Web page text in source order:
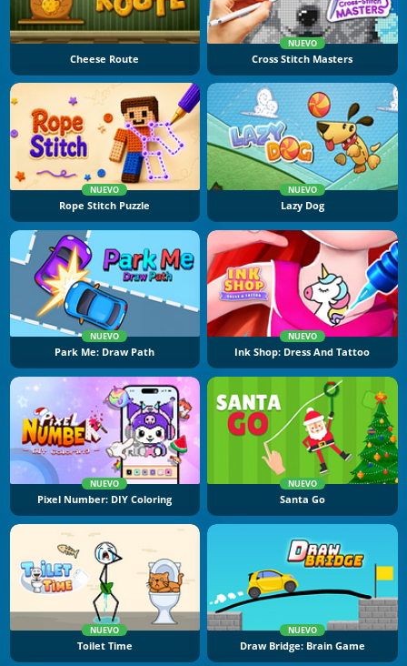
Cheese Route
NUEVO
Cross Stitch Masters
NUEVO
Rope Stitch Puzzle
NUEVO
Lazy Dog
NUEVO
Park Me: Draw Path
NUEVO
Ink Shop: Dress And Tattoo
NUEVO
Pixel Number: DIY Coloring
NUEVO
Santa Go
NUEVO
Toilet Time
NUEVO
Draw Bridge: Brain Game